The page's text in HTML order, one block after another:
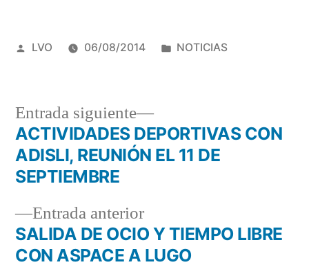
Publicado
LVO 06/08/2014
Publicado
NOTICIAS
Navegación
de
entradas
Entrada anteriorEntrada
anterior:
SALIDA DE OCIO Y TIEMPO LIBRE
CON ASPACE A LUGO
Entrada siguiente
Entrada
siguiente:
ACTIVIDADES DEPORTIVAS CON
ADISLI, REUNIÓN EL 11 DE
SEPTIEMBRE